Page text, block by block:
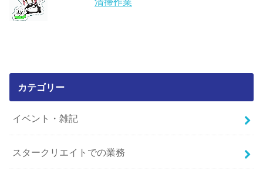
清掃作業
カテゴリー
イベント・雑記
スタークリエイトでの業務